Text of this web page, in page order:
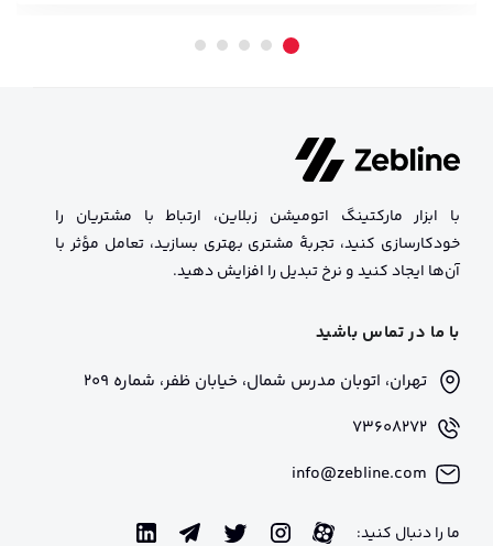
با ابزار مارکتینگ اتومیشن زبلاین، ارتباط با مشتریان را
خودکارسازی کنید، تجربهٔ مشتری بهتری بسازید، تعامل مؤثر با
آن‌ها ایجاد کنید و نرخ تبدیل را افزایش دهید.
با ما در تماس باشید
تهران، اتوبان مدرس شمال، خیابان ظفر، شماره 209
73608272
info@zebline.com
ما را دنبال کنید: